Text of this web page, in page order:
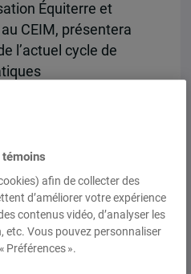
Équiterre et
CEIM, présentera
l’actuel cycle de
Il discutera des
blocages et
d’analyse oscillant
rivales mais
delà d’un
vivant, peut-on
afin de collecter des
d’améliorer votre expérience
contenus vidéo, d’analyser les
Vous pouvez personnaliser
Préférences ».